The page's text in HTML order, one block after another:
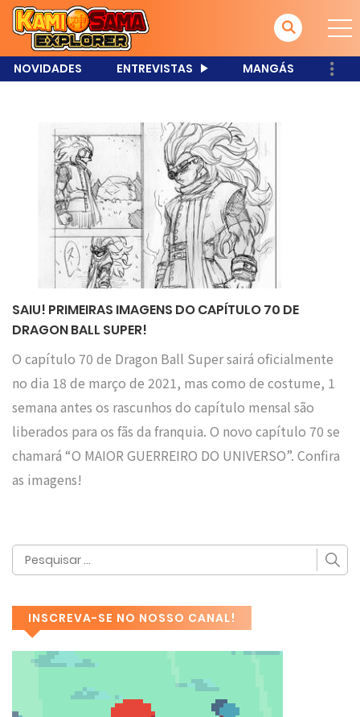
NOVIDADES ENTREVISTAS MANGÁS
SAIU! PRIMEIRAS IMAGENS DO CAPÍTULO 70 DE
DRAGON BALL SUPER!
O capítulo 70 de Dragon Ball Super sairá oficialmente
no dia 18 de março de 2021, mas como de costume, 1
semana antes os rascunhos do capítulo mensal são
liberados para os fãs da franquia. O novo capítulo 70 se
chamará “O MAIOR GUERREIRO DO UNIVERSO”. Confira
as imagens!
INSCREVA-SE NO NOSSO CANAL!